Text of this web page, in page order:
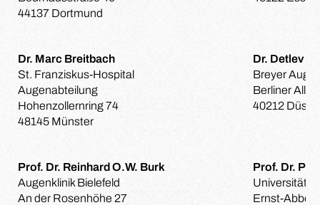
44137 Dortmund
Dr. Marc Breitbach
St. Franziskus-Hospital
Augenabteilung
Hohenzollernring 74
48145 Münster
Dr. Detlev
Breyer
Berliner Allee
40212
Prof. Dr. Reinhard O.W. Burk
Augenklinik Bielefeld
An der Rosenhöhe 27
Prof. Dr.
Universitäts-
Ernst-Abbe-